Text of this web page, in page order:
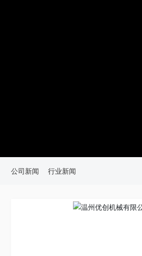
公司新闻 行业新闻